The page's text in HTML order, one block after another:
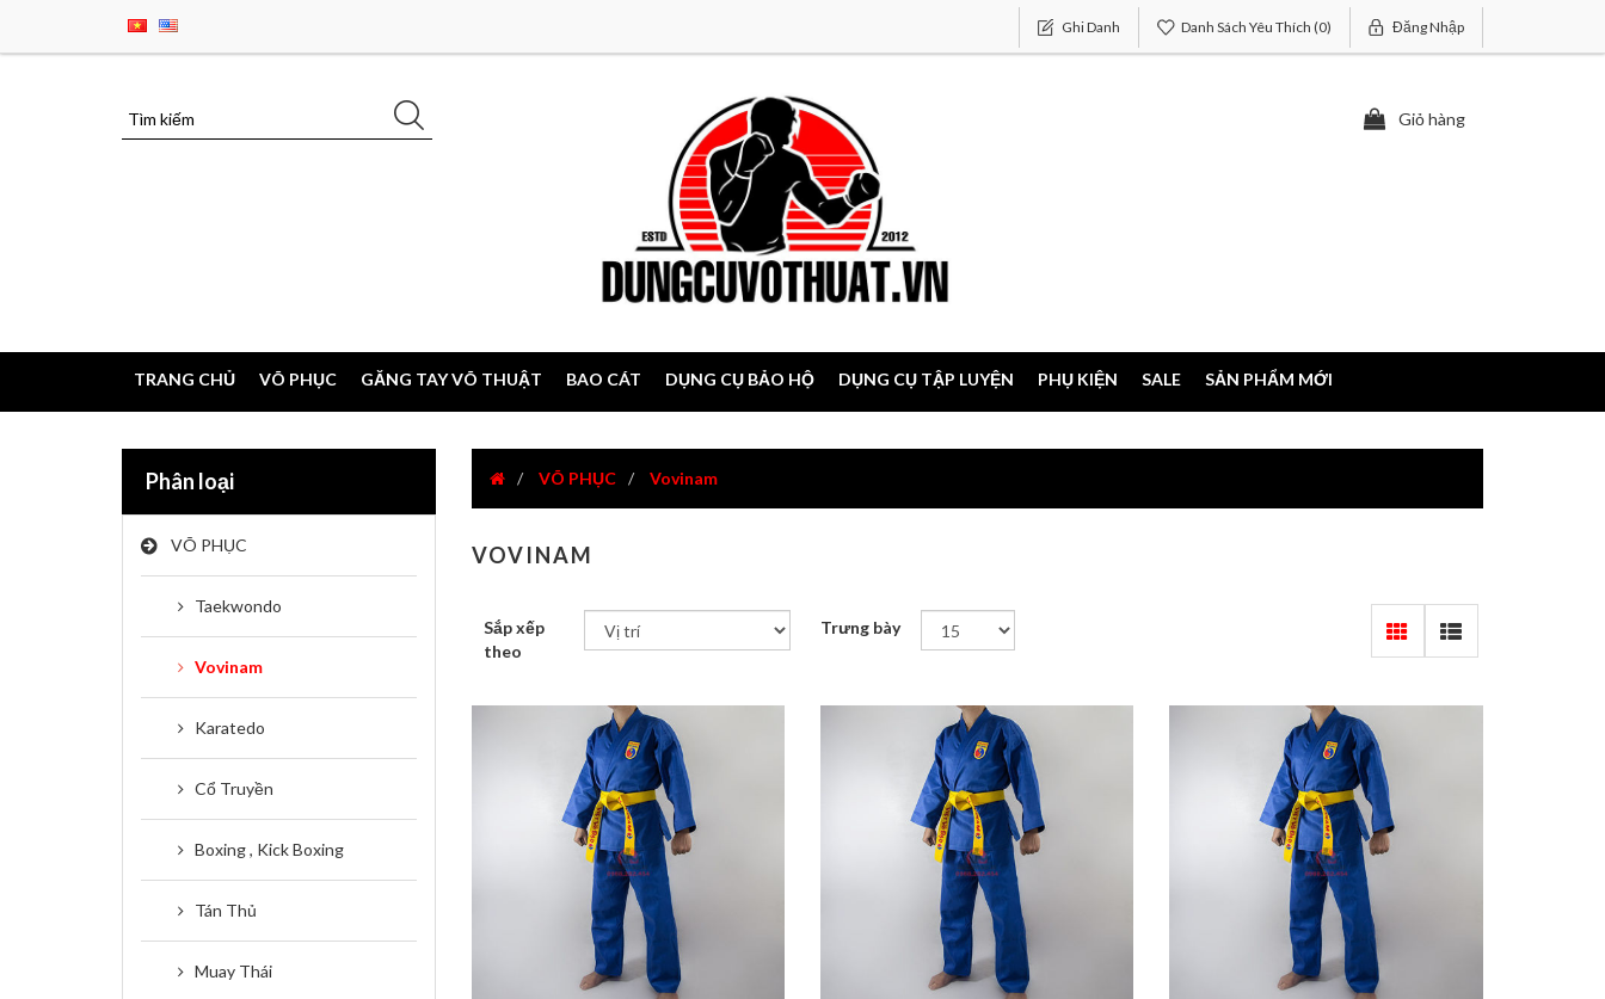
Ghi Danh Danh Sách Yêu Thích (0) Đăng Nhập
Giỏ hàng
TRANG CHỦ VÕ PHỤC GĂNG TAY VÕ THUẬT BAO CÁT DỤNG CỤ BẢO HỘ DỤNG CỤ TẬP LUYỆN PHỤ KIỆN SALE SẢN PHẨM MỚI
Phân loại
VÕ PHỤC
Taekwondo
Vovinam
Karatedo
Cổ Truyền
Boxing , Kick Boxing
Tán Thủ
Muay Thái
VÕ PHỤC Vovinam
VOVINAM
Sắp xếp
theo
Trưng bày